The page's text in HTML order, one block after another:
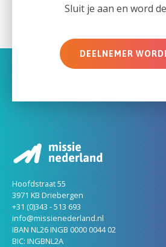
Sluit je aan en word
DEELNEMER
Hoofdstraat 55
3971 KB Driebergen
+31 (0)343 - 513 693
info@missienederland.nl
IBAN NL26 INGB 0000 0044 02
BIC: INGBNL2A